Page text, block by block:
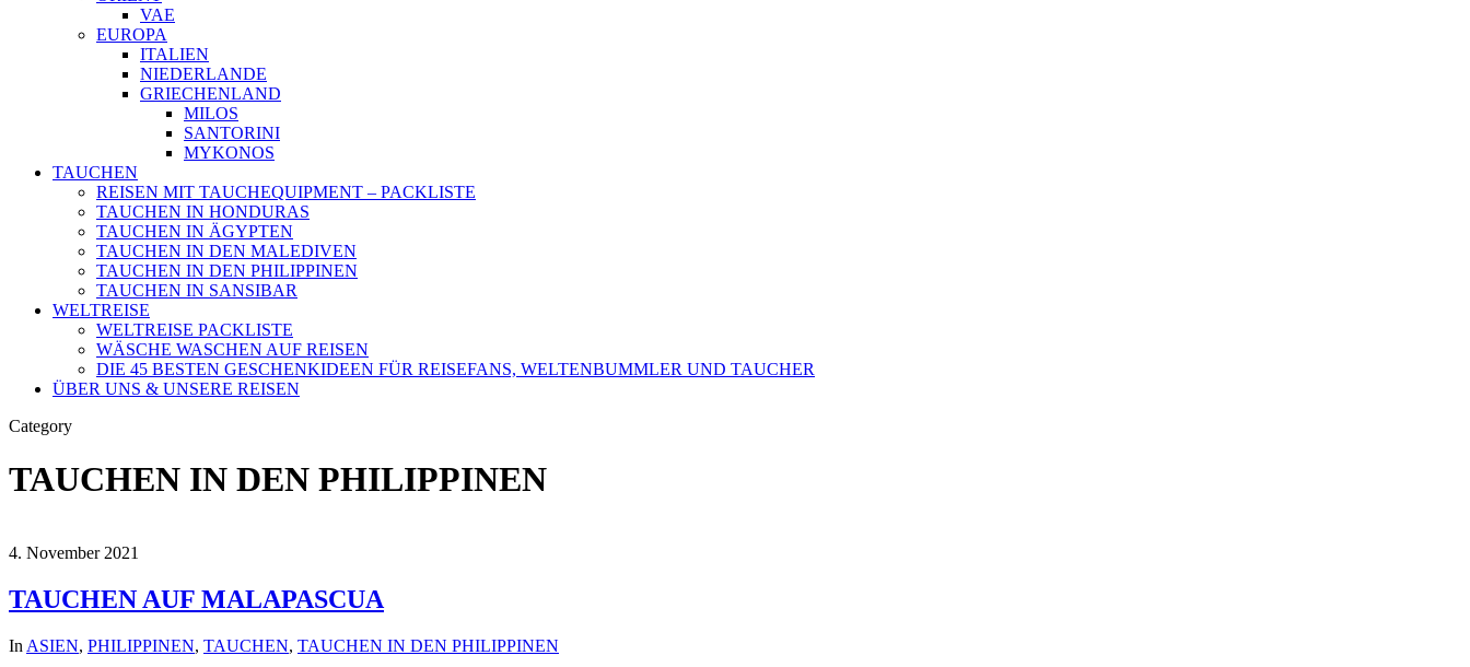
VAE
EUROPA
ITALIEN
NIEDERLANDE
GRIECHENLAND
MILOS
SANTORINI
MYKONOS
TAUCHEN
REISEN MIT TAUCHEQUIPMENT – PACKLISTE
TAUCHEN IN HONDURAS
TAUCHEN IN ÄGYPTEN
TAUCHEN IN DEN MALEDIVEN
TAUCHEN IN DEN PHILIPPINEN
TAUCHEN IN SANSIBAR
WELTREISE
WELTREISE PACKLISTE
WÄSCHE WASCHEN AUF REISEN
DIE 45 BESTEN GESCHENKIDEEN FÜR REISEFANS, WELTENBUMMLER UND TAUCHER
ÜBER UNS & UNSERE REISEN
Category
TAUCHEN IN DEN PHILIPPINEN
4. November 2021
TAUCHEN AUF MALAPASCUA
In ASIEN, PHILIPPINEN, TAUCHEN, TAUCHEN IN DEN PHILIPPINEN